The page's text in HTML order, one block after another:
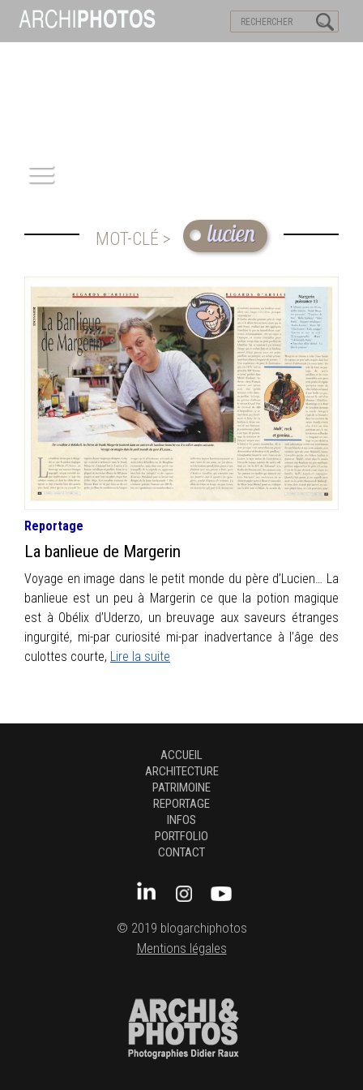
PATRIMOINE
REPORTAGE
INFOS
PORTFOLIO
CONTACT
MOT-CLÉ > lucien
Reportage
La banlieue de Margerin
Voyage en image dans le petit monde du père d’Lucien… La
banlieue est un peu à Margerin ce que la potion magique
est à Obélix d’Uderzo, un breuvage aux saveurs étranges
ingurgité, mi-par curiosité mi-par inadvertance à l’âge des
culottes courte, Lire la suite
ACCUEIL
ARCHITECTURE
PATRIMOINE
REPORTAGE
INFOS
PORTFOLIO
CONTACT
© 2019 blogarchiphotos
Mentions légales